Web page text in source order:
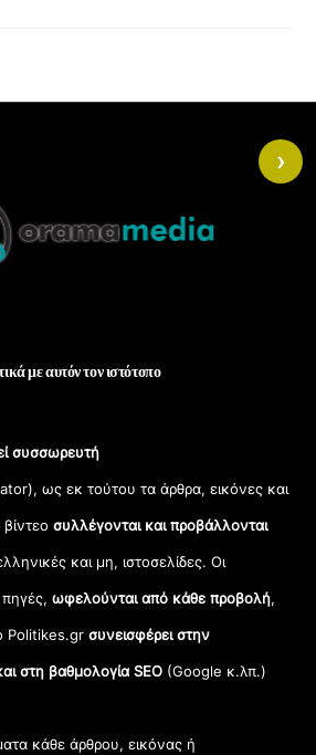
Top
με αυτόν τον ιστότοπο
συσσωρευτή
ως εκ τούτου τα άρθρα, εικόνες και
συλλέγονται και προβάλλονται
και μη, ιστοσελίδες. Οι
πηγές,ωφελούνται από κάθε προβολή,
Politikes.gr συνεισφέρει στην
στη βαθμολογία SEO (Google κ.λπ.)
κάθε άρθρου, εικόνας ή
›